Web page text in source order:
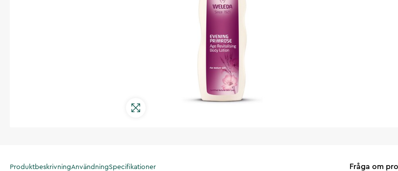
ProduktbeskrivningAnvändningSpecifikationer Fråga om